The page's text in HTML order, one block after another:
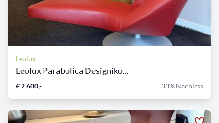
Leolux
Leolux Parabolica Designiko...
€ 2.600,- 33% Nachlass